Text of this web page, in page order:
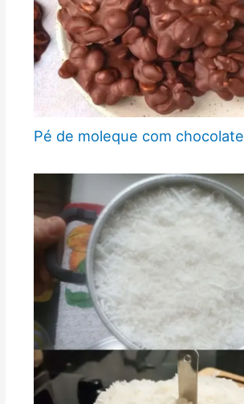
Pé de moleque com chocolate